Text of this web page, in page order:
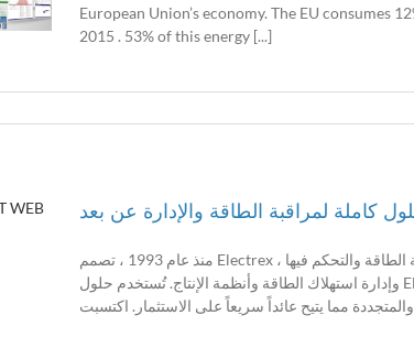
European Union’s economy. The EU consumes
2015 . 53% of this energy [...]
كاملة لمراقبة الطاقة والإدارة عن بعد
منذ عام 1993 ، تصمم Electrex وتنتج وتسوق ، في إيطاليا والخارج ، أدوات وبرامج لمراقبة الطاقة والتحكم فيها ،
وإدارة استهلاك الطاقة وأنظمة الإنتاج. تُستخدم حلول Electrex في تطبيقات كفاءة الطاقة وأتمتة الطاقة في